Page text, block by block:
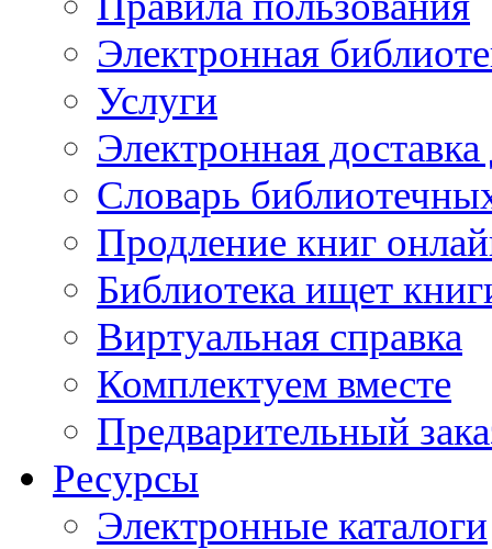
Электронная
Услуги
Электронная
Словарь
Продление книг
Библиотека ищет
Виртуальная справка
Комплектуем вместе
Предварительный
Ресурсы
Электронные каталоги